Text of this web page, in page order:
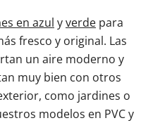
en azul yverde para
fresco y original. Las
un aire moderno y
muy bien con otros
como jardines o
modelos en PVC y